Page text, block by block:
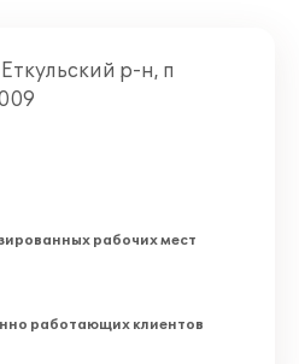
р-н, п
рабочих мест
работающих клиентов